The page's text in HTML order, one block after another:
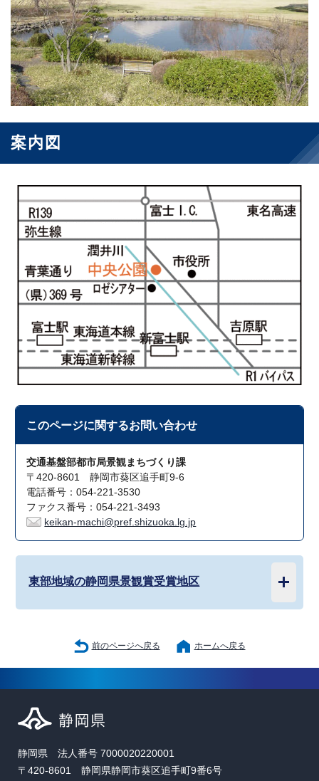
案内図
このページに関するお問い合わせ
交通基盤部都市局景観まちづくり課
〒420-8601 静岡市葵区追手町9-6
電話番号：054-221-3530
ファクス番号：054-221-3493
keikan-machi@pref.shizuoka.lg.jp
東部地域の静岡県景観賞受賞地区
前のページへ戻る ホームへ戻る
静岡県 法人番号 7000020220001
〒420-8601 静岡県静岡市葵区追手町9番6号